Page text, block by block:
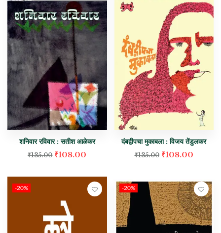
शनिवार रविवार : सतीश आळेकर
₹135.00 ₹108.00
दंबद्वीपचा मुकाबला : विजय तेंडुलकर
₹135.00 ₹108.00
-20% -20%